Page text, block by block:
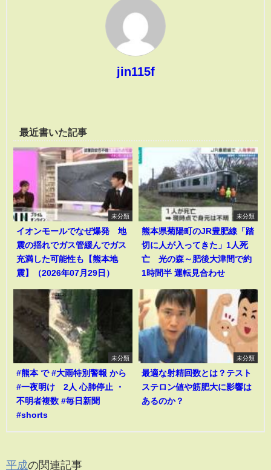
jin115f
最近書いた記事
未分類
イオンモールでなぜ爆発 地
震の揺れでガス管緩んでガス
充満した可能性も【熊本地
震】（2026年07月29日）
未分類
熊本県菊陽町のJR豊肥線「踏
切に人が入ってきた」1人死
亡 光の森～肥後大津間で約
1時間半 運転見合わせ
未分類
#熊本 で #大雨特別警報 から
#一夜明け 2人 心肺停止 ・
不明者複数 #毎日新聞
#shorts
未分類
最適な射精回数とは？テスト
ステロン値や筋肥大に影響は
あるのか？
平成の関連記事